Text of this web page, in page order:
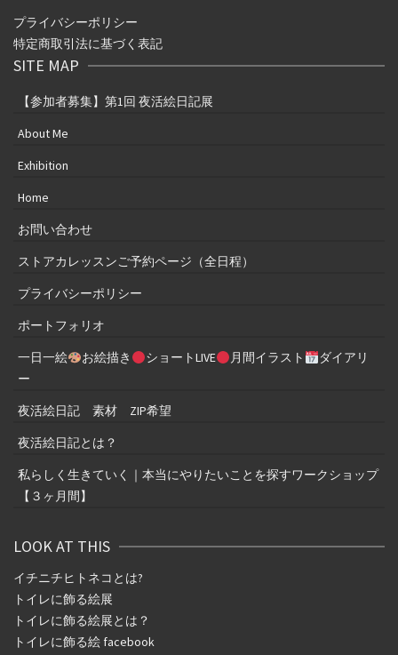
プライバシーポリシー
特定商取引法に基づく表記
SITE MAP
【参加者募集】第1回 夜活絵日記展
About Me
Exhibition
Home
お問い合わせ
ストアカレッスンご予約ページ（全日程）
プライバシーポリシー
ポートフォリオ
一日一絵
お絵描き ショートLIVE 月間イラスト
ダイアリ
ー
夜活絵日記 素材 ZIP希望
夜活絵日記とは？
私らしく生きていく｜本当にやりたいことを探すワークショップ
【３ヶ月間】
LOOK AT THIS
イチニチヒトネコとは?
トイレに飾る絵展
トイレに飾る絵展とは？
トイレに飾る絵 facebook